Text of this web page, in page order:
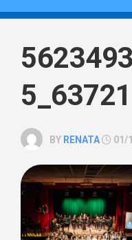
BY RENATA 01/